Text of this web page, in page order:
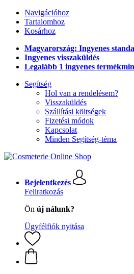
Navigációhoz
Tartalomhoz
Kosárhoz
Magyarország: Ingyenes
Ingyenes visszaküldés
Legalább 1 ingyenes
Segítség
Hol van a rendelésem?
Visszaküldés
Szállítási költségek
Fizetési módok
Kapcsolat
Minden Segítség-téma
Bejelentkezés
Feliratkozás
Ön új nálunk?
Ügyfélfiók nyitása